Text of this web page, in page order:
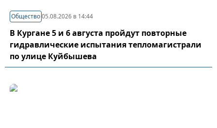
Общество05.08.2026 в 14:44
В Кургане 5 и 6 августа пройдут повторные
гидравлические испытания тепломагистрали
по улице Куйбышева